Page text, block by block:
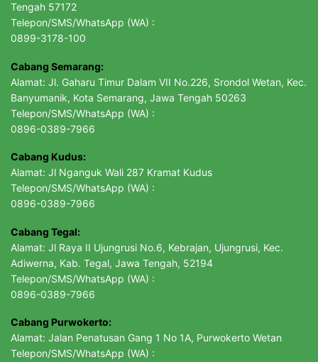
Tengah 57172
Telepon/SMS/WhatsApp (WA) :
0899-3178-100
Cabang Semarang:
Alamat: Jl. Gaharu Timur Dalam VII No.226, Srondol Wetan, Kec.
Banyumanik, Kota Semarang, Jawa Tengah 50263
Telepon/SMS/WhatsApp (WA) :
0896-0389-7966
Cabang Kudus:
Alamat: Jl Nganguk Wali 287 Kramat Kudus
Telepon/SMS/WhatsApp (WA) :
0896-0389-7966
Cabang Tegal:
Alamat: Jl Raya II Ujungrusi No.6, Kebrajan, Ujungrusi, Kec.
Adiwerna, Kab. Tegal, Jawa Tengah, 52194
Telepon/SMS/WhatsApp (WA) :
0896-0389-7966
Cabang Purwokerto:
Alamat: Jalan Penatusan Gang 1 No 1A, Purwokerto Wetan
Telepon/SMS/WhatsApp (WA) :